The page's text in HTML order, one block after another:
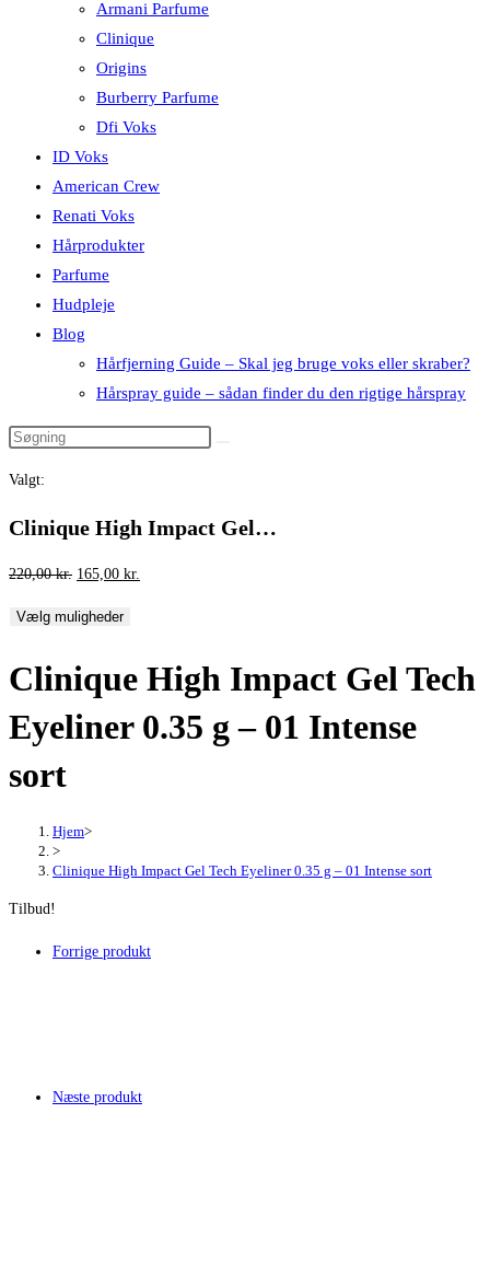
Armani Parfume
Clinique
Origins
Burberry Parfume
Dfi Voks
ID Voks
American Crew
Renati Voks
Hårprodukter
Parfume
Hudpleje
Blog
Hårfjerning Guide – Skal jeg bruge voks eller skraber?
Hårspray guide – sådan finder du den rigtige hårspray
Valgt:
Clinique High Impact Gel…
220,00kr. Den
pris
220,00 kr..
165,00 kr.
165,00 kr..
Vælg muligheder
Clinique High Impact Gel Tech
Eyeliner 0.35 g – 01 Intense
sort
Hjem>
>
Clinique High Impact Gel Tech Eyeliner 0.35 g – 01 Intense sort
Tilbud!
Forrige produkt
Næste produkt